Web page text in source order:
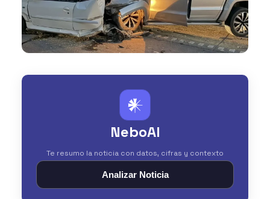
𒀭
NeboAI
Te resumo la noticia con datos, cifras y contexto
Analizar Noticia